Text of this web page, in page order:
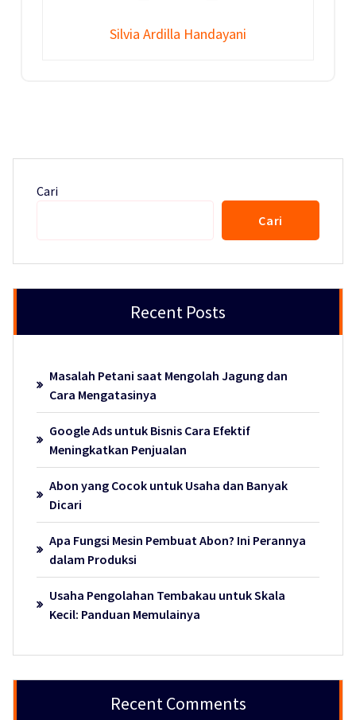
Silvia Ardilla Handayani
Cari
Cari
Recent Posts
Masalah Petani saat Mengolah Jagung dan
Cara Mengatasinya
Google Ads untuk Bisnis Cara Efektif
Meningkatkan Penjualan
Abon yang Cocok untuk Usaha dan Banyak
Dicari
Apa Fungsi Mesin Pembuat Abon? Ini Perannya
dalam Produksi
Usaha Pengolahan Tembakau untuk Skala
Kecil: Panduan Memulainya
Recent Comments